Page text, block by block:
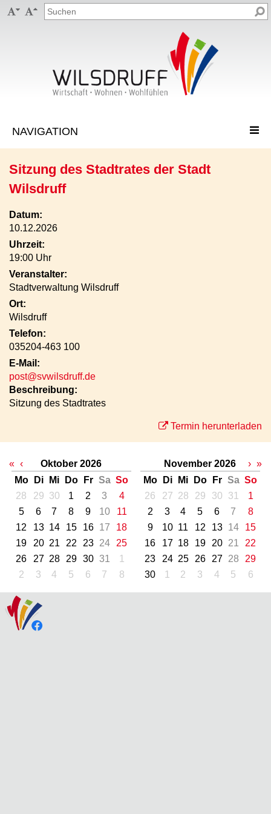
 
Sitzung des Stadtrates der Stadt
Wilsdruff
Datum:
10.12.2026
Uhrzeit:
19:00 Uhr
Veranstalter:
Stadtverwaltung Wilsdruff
Ort:
Wilsdruff
Telefon:
035204-463 100
E-Mail:
post@svwilsdruff.de
Beschreibung:
Sitzung des Stadtrates
Termin herunterladen
« ‹
Oktober 2026
Mo
Di Mi Do Fr Sa So
28
29 30 1 2 3
4
5
6 7 8 9 10
11
12
13 14 15 16 17
18
19
20 21 22 23 24
25
26
27 28 29 30 31
1
2
3 4 5 6 7 8
November 2026
Mo
Di Mi Do Fr Sa So
26
27 28 29 30 31
1
2
3 4 5 6 7
8
9
10 11 12 13 14
15
16
17 18 19 20 21
22
23
24 25 26 27 28
29
30
1 2 3 4 5 6
› »